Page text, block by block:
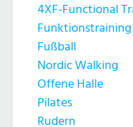
4XF-Functional
Funktionstraining
Fußball
Nordic Walking
Offene Halle
Pilates
Rudern